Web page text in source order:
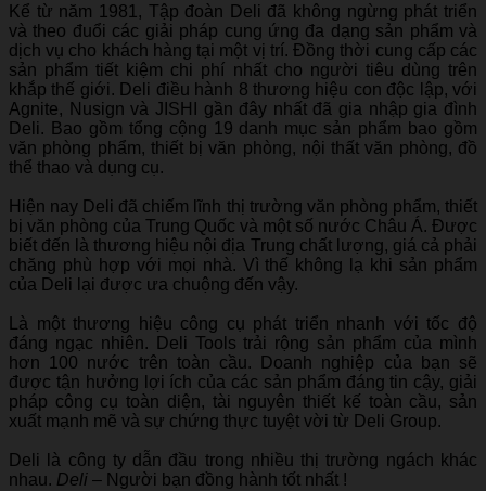
Kể từ năm 1981, Tập đoàn Deli đã không ngừng phát triển
và theo đuổi các giải pháp cung ứng đa dạng sản phẩm và
dịch vụ cho khách hàng tại một vị trí. Đồng thời cung cấp các
sản phẩm tiết kiệm chi phí nhất cho người tiêu dùng trên
khắp thế giới. Deli điều hành 8 thương hiệu con độc lập, với
Agnite, Nusign và JISHI gần đây nhất đã gia nhập gia đình
Deli. Bao gồm tổng cộng 19 danh mục sản phẩm bao gồm
văn phòng phẩm, thiết bị văn phòng, nội thất văn phòng, đồ
thể thao và dụng cụ.
Hiện nay Deli đã chiếm lĩnh thị trường văn phòng phẩm, thiết
bị văn phòng của Trung Quốc và một số nước Châu Á. Được
biết đến là thương hiệu nội địa Trung chất lượng, giá cả phải
chăng phù hợp với mọi nhà. Vì thế không lạ khi sản phẩm
của Deli lại được ưa chuộng đến vậy.
Là một thương hiệu công cụ phát triển nhanh với tốc độ
đáng ngạc nhiên. Deli Tools trải rộng sản phẩm của mình
hơn 100 nước trên toàn cầu. Doanh nghiệp của bạn sẽ
được tận hưởng lợi ích của các sản phẩm đáng tin cậy, giải
pháp công cụ toàn diện, tài nguyên thiết kế toàn cầu, sản
xuất mạnh mẽ và sự chứng thực tuyệt vời từ Deli Group.
Deli là công ty dẫn đầu trong nhiều thị trường ngách khác
nhau. Deli – Người bạn đồng hành tốt nhất !